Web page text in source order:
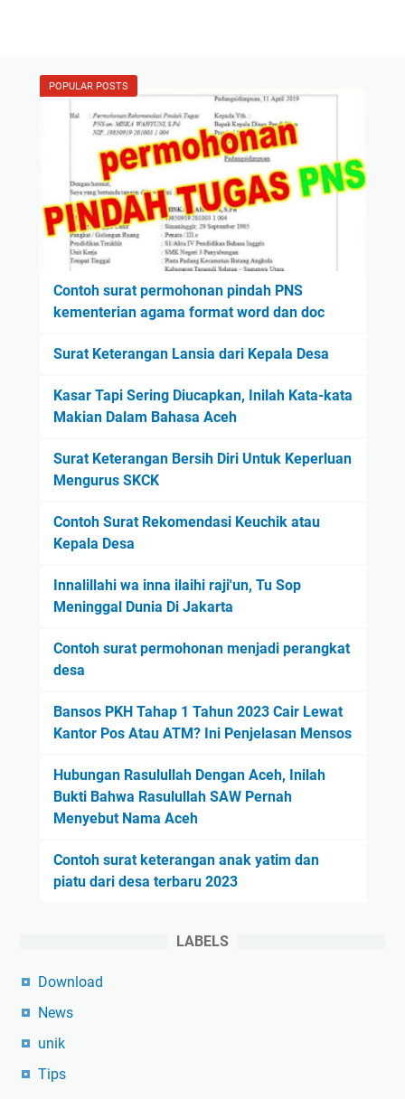
POPULAR POSTS
Contoh surat permohonan pindah PNS
kementerian agama format word dan doc
Surat Keterangan Lansia dari Kepala Desa
Kasar Tapi Sering Diucapkan, Inilah Kata-kata
Makian Dalam Bahasa Aceh
Surat Keterangan Bersih Diri Untuk Keperluan
Mengurus SKCK
Contoh Surat Rekomendasi Keuchik atau
Kepala Desa
Innalillahi wa inna ilaihi raji'un, Tu Sop
Meninggal Dunia Di Jakarta
Contoh surat permohonan menjadi perangkat
desa
Bansos PKH Tahap 1 Tahun 2023 Cair Lewat
Kantor Pos Atau ATM? Ini Penjelasan Mensos
Hubungan Rasulullah Dengan Aceh, Inilah
Bukti Bahwa Rasulullah SAW Pernah
Menyebut Nama Aceh
Contoh surat keterangan anak yatim dan
piatu dari desa terbaru 2023
LABELS
Download
News
unik
Tips